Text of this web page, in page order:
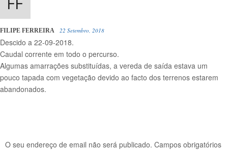
FILIPE FERREIRA 22 Setembro, 2018
Descido a 22-09-2018.
Caudal corrente em todo o percurso.
Algumas amarrações substituídas, a vereda de saída estava um
pouco tapada com vegetação devido ao facto dos terrenos estarem
abandonados.
O seu endereço de email não será publicado. Campos obrigatórios